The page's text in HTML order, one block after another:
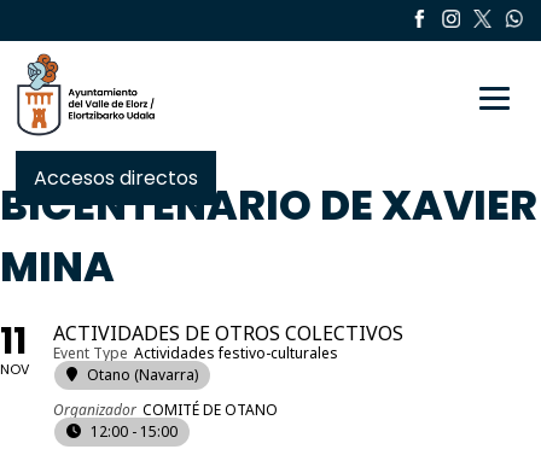
Accesos directos
BICENTENARIO DE XAVIER
MINA
11
NOV
ACTIVIDADES DE OTROS COLECTIVOS
Event Type Actividades festivo-culturales
Otano (Navarra)
Organizador COMITÉ DE OTANO
12:00 - 15:00